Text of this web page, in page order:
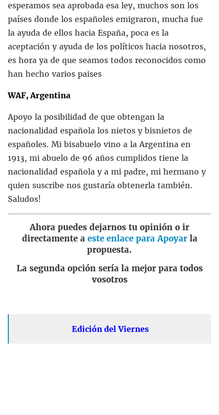
esperamos sea aprobada esa ley, muchos son los
países donde los españoles emigraron, mucha fue
la ayuda de ellos hacia España, poca es la
aceptación y ayuda de los políticos hacia nosotros,
es hora ya de que seamos todos reconocidos como
han hecho varios paises
WAF, Argentina
Apoyo la posibilidad de que obtengan la
nacionalidad española los nietos y bisnietos de
españoles. Mi bisabuelo vino a la Argentina en
1913, mi abuelo de 96 años cumplidos tiene la
nacionalidad española y a mi padre, mi hermano y
quien suscribe nos gustaría obtenerla también.
Saludos!
Ahora puedes dejarnos tu opinión o ir
directamente a este enlace para Apoyarla
propuesta.
La segunda opción sería la mejor para todos
vosotros
Edición del Viernes